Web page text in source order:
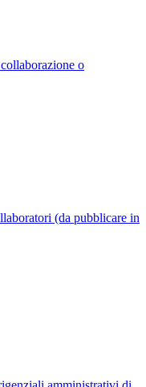
o
(da pubblicare in